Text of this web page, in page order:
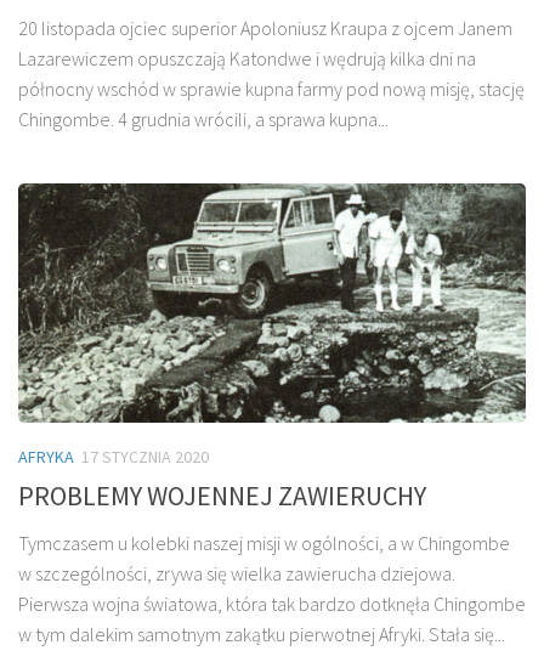
20 listopada ojciec superior Apoloniusz Kraupa z ojcem Janem
Lazarewiczem opuszczają Katondwe i wędrują kilka dni na
północny wschód w sprawie kupna farmy pod nową misję, stację
Chingombe. 4 grudnia wrócili, a sprawa kupna...
AFRYKA 17 STYCZNIA 2020
PROBLEMY WOJENNEJ ZAWIERUCHY
Tymczasem u kolebki naszej misji w ogólności, a w Chingombe
w szczególności, zrywa się wielka zawierucha dziejowa.
Pierwsza wojna światowa, która tak bardzo dotknęła Chingombe
w tym dalekim samotnym zakątku pierwotnej Afryki. Stała się...